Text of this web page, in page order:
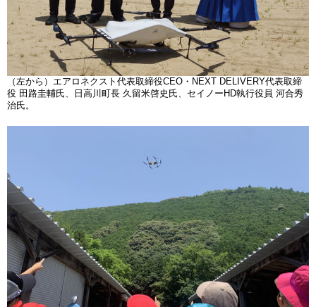
（左から）エアロネクスト代表取締役CEO・NEXT DELIVERY代表取締
役 田路圭輔氏、日高川町長 久留米啓史氏、セイノーHD執行役員 河合秀
治氏。